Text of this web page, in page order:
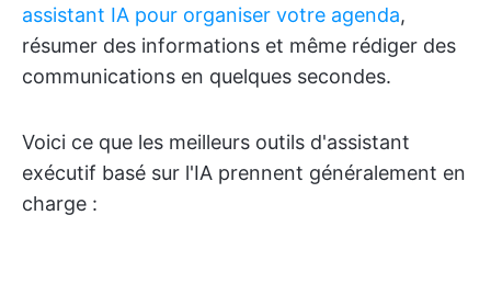
assistant IA pour organiser votre agenda,
résumer des informations et même rédiger des
communications en quelques secondes.
Voici ce que les meilleurs outils d'assistant
exécutif basé sur l'IA prennent généralement en
charge :